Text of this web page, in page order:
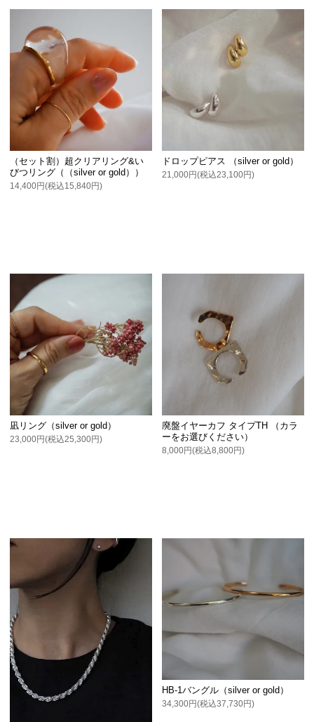
（セット割）超クリアリング&い
びつリング（（silver or gold））
14,400円(税込15,840円)
ドロップピアス （silver or gold）
21,000円(税込23,100円)
凪リング（silver or gold）
23,000円(税込25,300円)
廃盤イヤーカフ タイプTH （カラ
ーをお選びください）
8,000円(税込8,800円)
HB-1バングル（silver or gold）
34,300円(税込37,730円)